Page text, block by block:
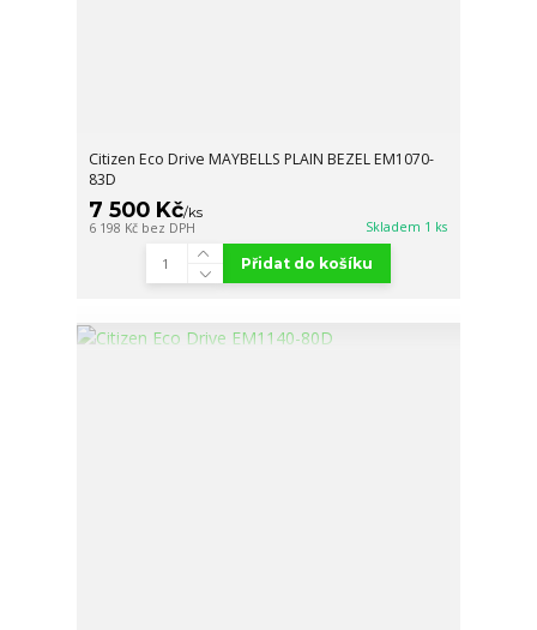
Citizen Eco Drive MAYBELLS PLAIN BEZEL EM1070-
83D
7 500 Kč/ks
6 198 Kč bez DPH Skladem 1 ks
Přidat do košíku